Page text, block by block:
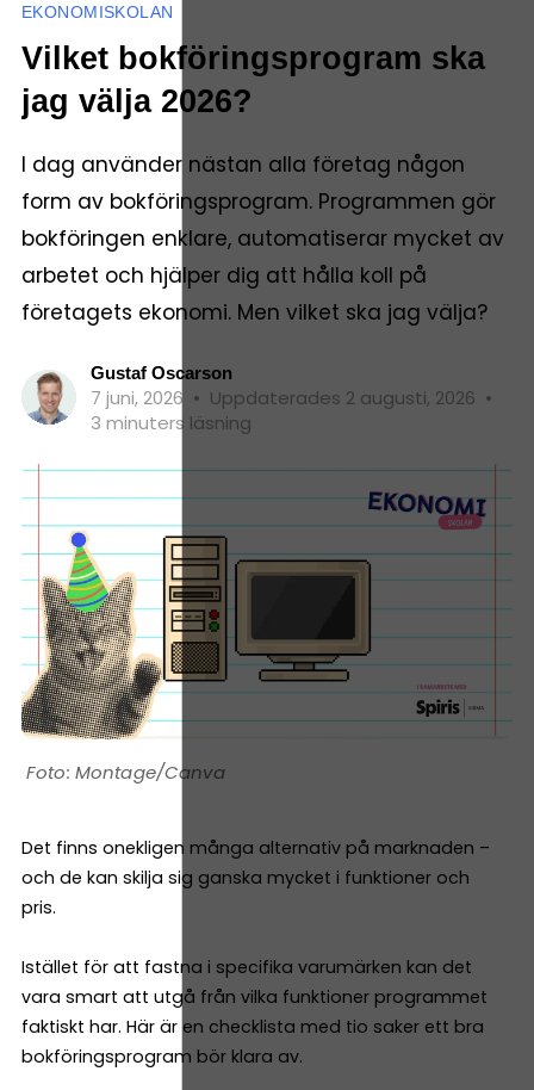
EKONOMISKOLAN
Vilket bokföringsprogram ska
jag välja 2026?
I dag använder nästan alla företag någon
form av bokföringsprogram. Programmen gör
bokföringen enklare, automatiserar mycket av
arbetet och hjälper dig att hålla koll på
företagets ekonomi. Men vilket ska jag välja?
Gustaf Oscarson
7 juni, 2026 • Uppdaterades 2 augusti, 2026 •
3 minuters läsning
Montage/Canva
Det finns onekligen många alternativ på marknaden –
och de kan skilja sig ganska mycket i funktioner och
pris.
Istället för att fastna i specifika varumärken kan det
vara smart att utgå från vilka funktioner programmet
faktiskt har. Här är en checklista med tio saker ett bra
bokföringsprogram bör klara av.